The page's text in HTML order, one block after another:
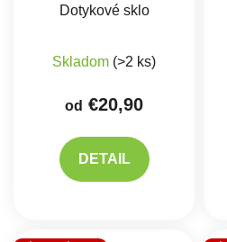
Dotykové sklo
Skladom (>2 ks)
od €20,90
DETAIL